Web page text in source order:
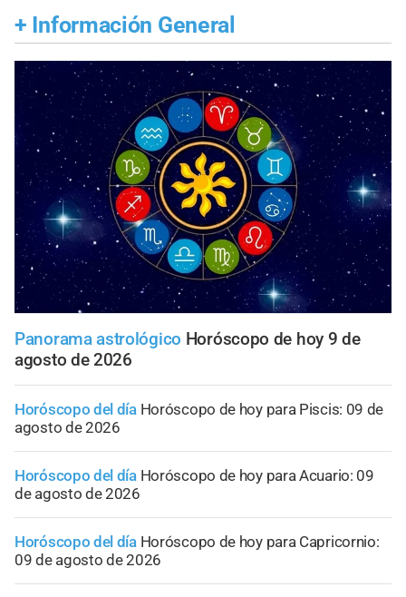
+ Información General
Panorama astrológico Horóscopo de hoy 9 de
agosto de 2026
Horóscopo del día Horóscopo de hoy para Piscis: 09 de
agosto de 2026
Horóscopo del día Horóscopo de hoy para Acuario: 09
de agosto de 2026
Horóscopo del día Horóscopo de hoy para Capricornio:
09 de agosto de 2026